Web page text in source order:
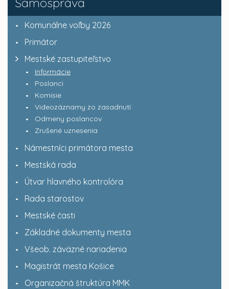
Komunálne voľby 2026
Primátor
Mestské zastupiteľstvo
Informácie
Poslanci
Komisie
Videozáznamy zo zasadnutí
Odmeny poslancov
Zrušené uznesenia
Námestníci primátora mesta
Mestská rada
Útvar hlavného kontrolóra
Rada starostov
Mestské časti
Základné dokumenty mesta
Všeob. záväzné nariadenia
Magistrát mesta Košice
Organizačná štruktúra MMK